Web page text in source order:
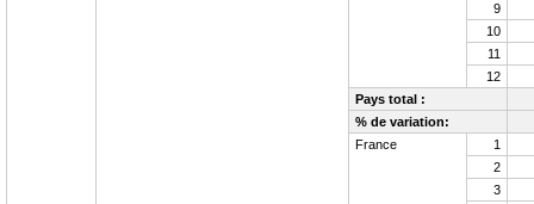
9
10
11
12
Pays total :
% de variation:
France
1
2
3